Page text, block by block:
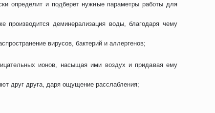
определит и подберет нужные параметры работы для
производится деминерализация воды, благодаря чему
вирусов, бактерий и аллергенов;
ионов, насыщая ими воздух и придавая ему
друг друга, даря ощущение расслабления;